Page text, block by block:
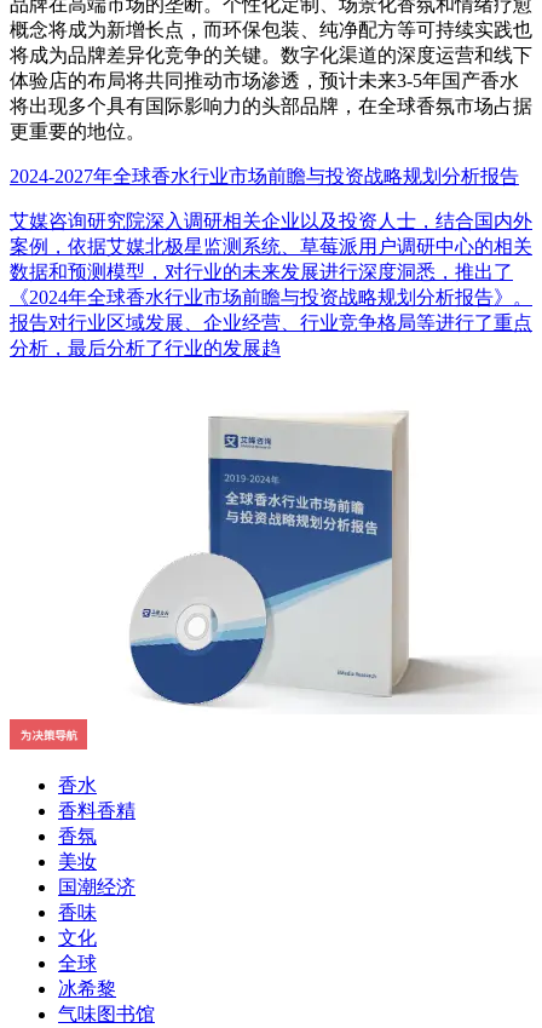
品牌在高端市场的垄断。个性化定制、场景化香氛和情绪疗愈
概念将成为新增长点，而环保包装、纯净配方等可持续实践也
将成为品牌差异化竞争的关键。数字化渠道的深度运营和线下
体验店的布局将共同推动市场渗透，预计未来3-5年国产香水
将出现多个具有国际影响力的头部品牌，在全球香氛市场占据
更重要的地位。
2024-2027年全球香水行业市场前瞻与投资战略规划分析报告
艾媒咨询研究院深入调研相关企业以及投资人士，结合国内外
案例，依据艾媒北极星监测系统、草莓派用户调研中心的相关
数据和预测模型，对行业的未来发展进行深度洞悉，推出了
《2024年全球香水行业市场前瞻与投资战略规划分析报告》。
报告对行业区域发展、企业经营、行业竞争格局等进行了重点
分析，最后分析了行业的发展趋
香水
香料香精
香氛
美妆
国潮经济
香味
文化
全球
冰希黎
气味图书馆